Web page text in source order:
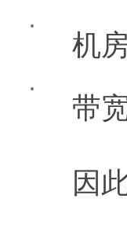
机
带
因